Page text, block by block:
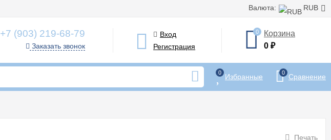
Валюта: RUB
+7 (903) 219-68-79
Заказать звонок
Вход
Регистрация
0
Корзина
0 ₽
0 Избранные 0 Сравнение
Печать